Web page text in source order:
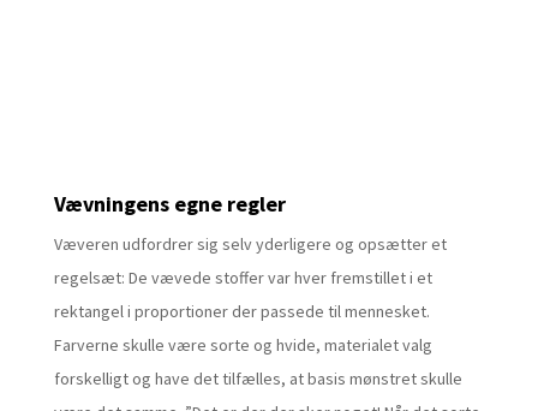
Vævningens egne regler
Væveren udfordrer sig selv yderligere og opsætter et
regelsæt: De vævede stoffer var hver fremstillet i et
rektangel i proportioner der passede til mennesket.
Farverne skulle være sorte og hvide, materialet valg
forskelligt og have det tilfælles, at basis mønstret skulle